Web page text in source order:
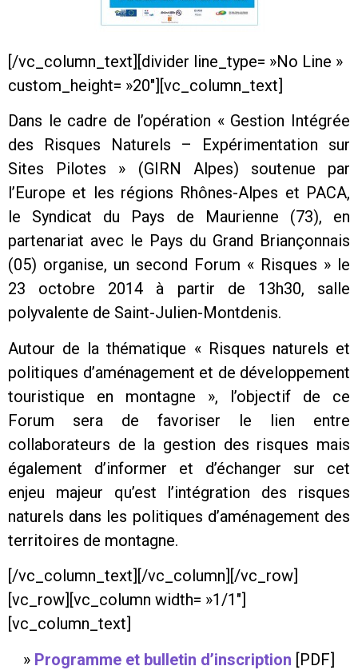
[/vc_column_text][divider line_type= »No Line »
custom_height= »20″][vc_column_text]
Dans le cadre de l’opération « Gestion Intégrée
des Risques Naturels – Expérimentation sur
Sites Pilotes » (GIRN Alpes) soutenue par
l’Europe et les régions Rhônes-Alpes et PACA,
le Syndicat du Pays de Maurienne (73), en
partenariat avec le Pays du Grand Briançonnais
(05) organise, un second Forum « Risques » le
23 octobre 2014 à partir de 13h30, salle
polyvalente de Saint-Julien-Montdenis.
Autour de la thématique « Risques naturels et
politiques d’aménagement et de développement
touristique en montagne », l’objectif de ce
Forum sera de favoriser le lien entre
collaborateurs de la gestion des risques mais
également d’informer et d’échanger sur cet
enjeu majeur qu’est l’intégration des risques
naturels dans les politiques d’aménagement des
territoires de montagne.
[/vc_column_text][/vc_column][/vc_row]
[vc_row][vc_column width= »1/1″]
[vc_column_text]
» Programme et bulletin d’inscription [PDF]